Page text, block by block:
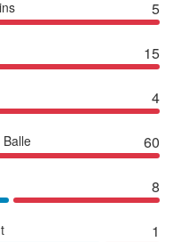
5
15
4
60
8
1